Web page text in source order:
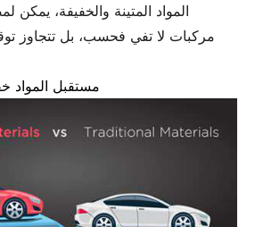
المواد المتينة والخفيفة، يمكن
مركبات لا تفي فحسب، بل تتجاوز
مستقبل المواد